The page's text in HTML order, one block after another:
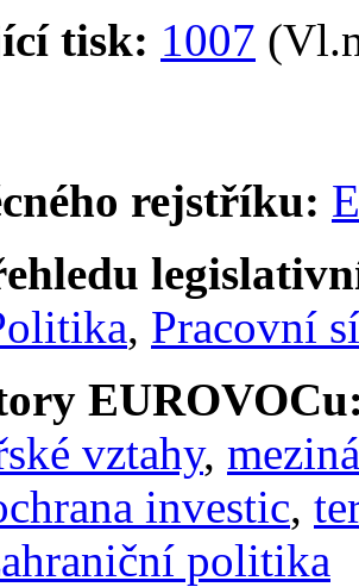
tisk: 1007
rejstříku:
, Pracovní
vztahy,
investic,
politika